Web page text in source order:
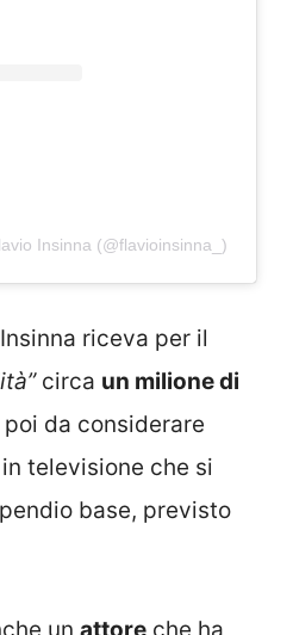
Insinna (@flavioinsinna_)
riceva per il
circa un milione di
poi da considerare
televisione che si
base, previsto